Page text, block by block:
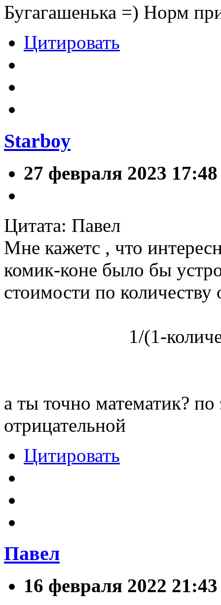
Бугагашенька =) Норм
Цитировать
Starboy
27 февраля 2023 17:48
Цитата: Павел
Мне кажетс , что
комик-коне было бы
стоимости по количеству
1/(1-
а ты точно математик?
отрицательной
Цитировать
Павел
16 февраля 2022 21:43